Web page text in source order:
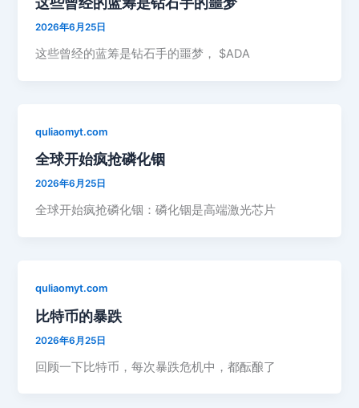
2026年6月25日
这些曾经的蓝筹是钻石手的噩梦， $ADA
quliaomyt.com
全球开始疯抢磷化铟
2026年6月25日
全球开始疯抢磷化铟：磷化铟是高端激光芯片
quliaomyt.com
比特币的暴跌
2026年6月25日
回顾一下比特币，每次暴跌危机中，都酝酿了